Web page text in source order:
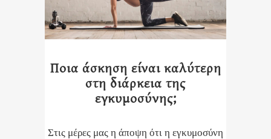
Ποια άσκηση είναι καλύτερη
στη διάρκεια της
εγκυμοσύνης;
Στις μέρες μας η άποψη ότι η εγκυμοσύνη